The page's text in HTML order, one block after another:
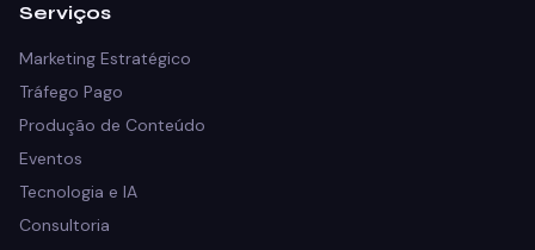
Serviços
Marketing Estratégico
Tráfego Pago
Produção de Conteúdo
Eventos
Tecnologia e IA
Consultoria